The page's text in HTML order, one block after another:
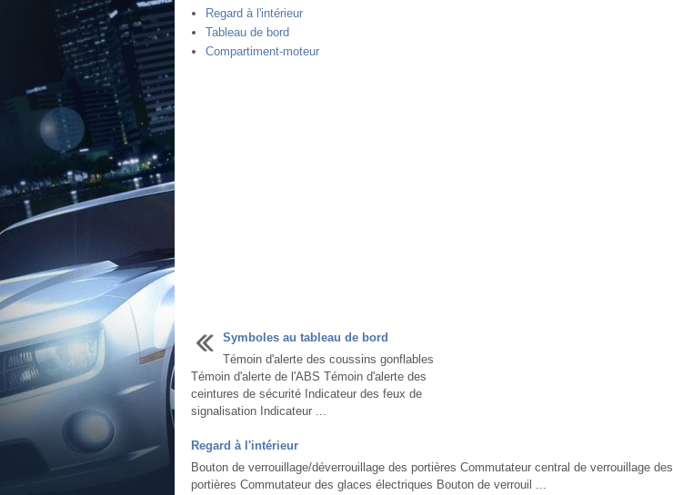
Regard à l'intérieur
Tableau de bord
Compartiment-moteur
Symboles au tableau de bord
Témoin d'alerte des coussins gonflables
Témoin d'alerte de l'ABS Témoin d'alerte des
ceintures de sécurité Indicateur des feux de
signalisation Indicateur ...
Regard à l'intérieur
Bouton de verrouillage/déverrouillage des portières Commutateur central de verrouillage des
portières Commutateur des glaces électriques Bouton de verrouil ...